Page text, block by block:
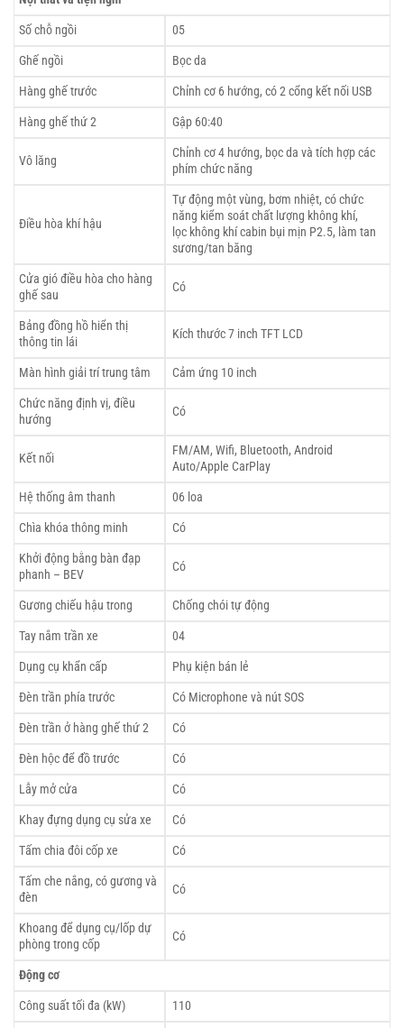
Số chỗ ngồi
05
Ghế ngồi
Bọc da
Hàng ghế trước
Chỉnh cơ 6 hướng, có 2 cổng kết nối USB
Hàng ghế thứ 2
Gập 60:40
Vô lăng
Chỉnh cơ 4 hướng, bọc da và tích hợp các
phím chức năng
Điều hòa khí hậu
Tự động một vùng, bơm nhiệt, có chức
năng kiểm soát chất lượng không khí,
lọc không khí cabin bụi mịn P2.5, làm tan
sương/tan băng
Cửa gió điều hòa cho hàng
ghế sau
Có
Bảng đồng hồ hiển thị
thông tin lái
Kích thước 7 inch TFT LCD
Màn hình giải trí trung tâm
Cảm ứng 10 inch
Chức năng định vị, điều
hướng
Có
Kết nối
FM/AM, Wifi, Bluetooth, Android
Auto/Apple CarPlay
Hệ thống âm thanh
06 loa
Chìa khóa thông minh
Có
Khởi động bằng bàn đạp
phanh – BEV
Có
Gương chiếu hậu trong
Chống chói tự động
Tay nắm trần xe
04
Dụng cụ khẩn cấp
Phụ kiện bán lẻ
Đèn trần phía trước
Có Microphone và nút SOS
Đèn trần ở hàng ghế thứ 2
Có
Đèn hộc để đồ trước
Có
Lẫy mở cửa
Có
Khay đựng dụng cụ sửa xe
Có
Tấm chia đôi cốp xe
Có
Tấm che nắng, có gương và
đèn
Có
Khoang để dụng cụ/lốp dự
phòng trong cốp
Có
Động cơ
Công suất tối đa (kW)
110